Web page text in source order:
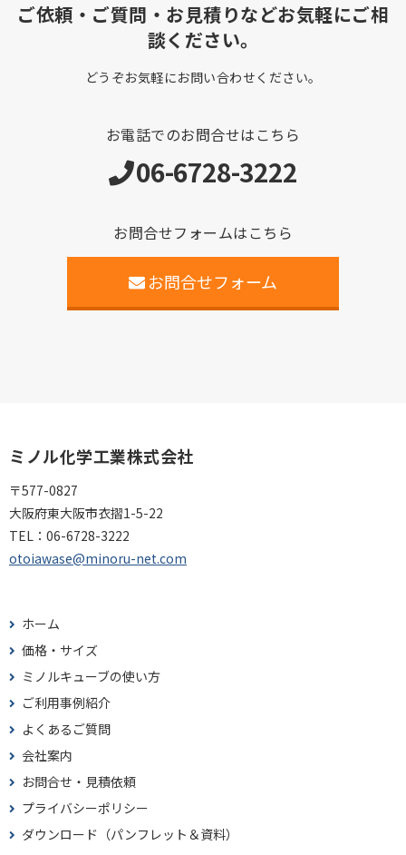
ご依頼・ご質問・お見積りなどお気軽にご相
談ください。
どうぞお気軽にお問い合わせください。
お電話でのお問合せはこちら
06-6728-3222
お問合せフォームはこちら
お問合せフォーム
ミノル化学工業株式会社
〒577-0827
大阪府東大阪市衣摺1-5-22
TEL： 06-6728-3222
otoiawase@minoru-net.com
ホーム
価格・サイズ
ミノルキューブの使い方
ご利用事例紹介
よくあるご質問
会社案内
お問合せ・見積依頼
プライバシーポリシー
ダウンロード（パンフレット＆資料）